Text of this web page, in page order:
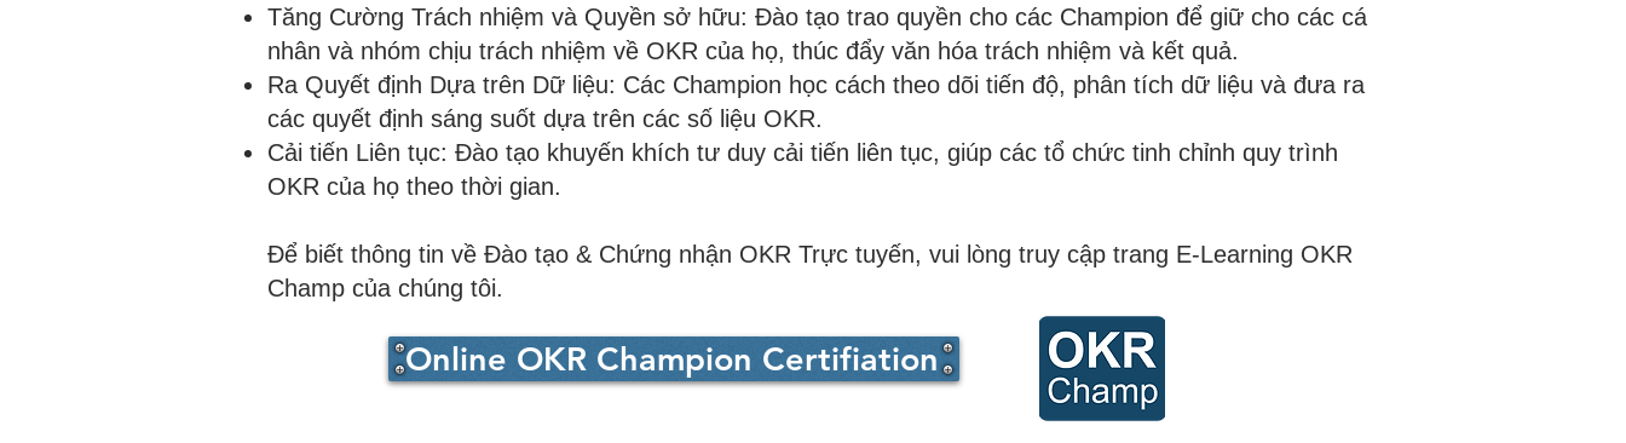
Tăng Cường Trách nhiệm và Quyền sở hữu: Đào tạo trao quyền cho các Champion để giữ cho các cá
nhân và nhóm chịu trách nhiệm về OKR của họ, thúc đẩy văn hóa trách nhiệm và kết quả.
Ra Quyết định Dựa trên Dữ liệu: Các Champion học cách theo dõi tiến độ, phân tích dữ liệu và đưa ra
các quyết định sáng suốt dựa trên các số liệu OKR.
Cải tiến Liên tục: Đào tạo khuyến khích tư duy cải tiến liên tục, giúp các tổ chức tinh chỉnh quy trình
OKR của họ theo thời gian.
Để biết thông tin về Đào tạo & Chứng nhận OKR Trực tuyến, vui lòng truy cập trang E-Learning OKR
Champ của chúng tôi.
Online OKR Champion Certifiation